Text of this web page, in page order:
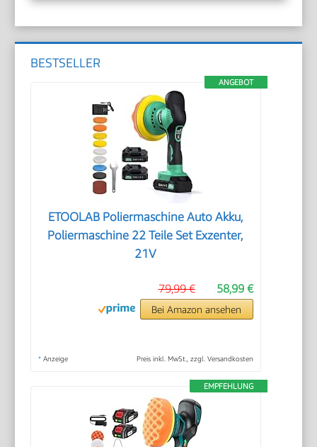
BESTSELLER
ANGEBOT
ETOOLAB Poliermaschine Auto Akku,
Poliermaschine 22 Teile Set Exzenter,
21V
58,99 €
79,99 €
Bei Amazon ansehen
* Anzeige Preis inkl. MwSt., zzgl. Versandkosten
EMPFEHLUNG